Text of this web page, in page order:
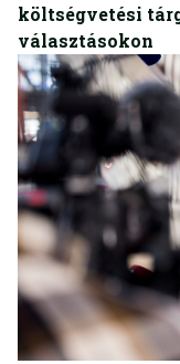
költségvetési
választásokon